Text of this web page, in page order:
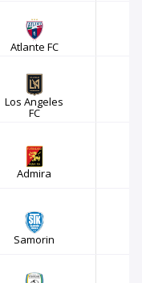
Atlante FC
Los Angeles
FC
Admira
Samorin